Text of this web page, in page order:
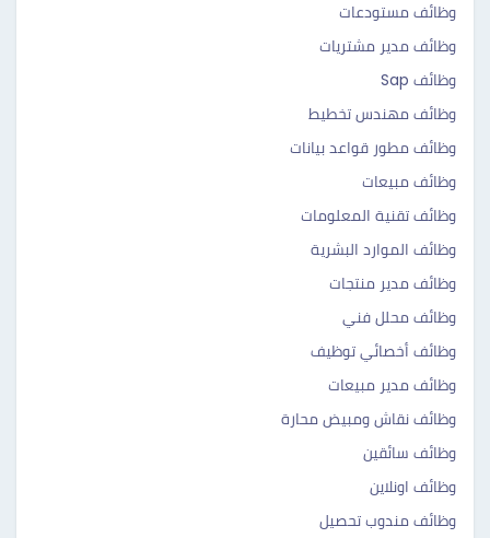
وظائف مستودعات
وظائف مدير مشتريات
وظائف Sap
وظائف مهندس تخطيط
وظائف مطور قواعد بيانات
وظائف مبيعات
وظائف تقنية المعلومات
وظائف الموارد البشرية
وظائف مدير منتجات
وظائف محلل فني
وظائف أخصائي توظيف
وظائف مدير مبيعات
وظائف نقاش ومبيض محارة
وظائف سائقين
وظائف اونلاين
وظائف مندوب تحصيل